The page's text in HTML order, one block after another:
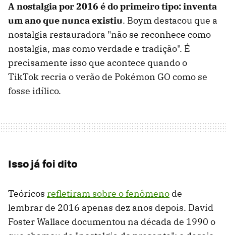
A nostalgia por 2016 é do primeiro tipo: inventa
um ano que nunca existiu. Boym destacou que a
nostalgia restauradora "não se reconhece como
nostalgia, mas como verdade e tradição". É
precisamente isso que acontece quando o
TikTok recria o verão de Pokémon GO como se
fosse idílico.
Isso já foi dito
Teóricos refletiram sobre o fenômeno de
lembrar de 2016 apenas dez anos depois. David
Foster Wallace documentou na década de 1990 o